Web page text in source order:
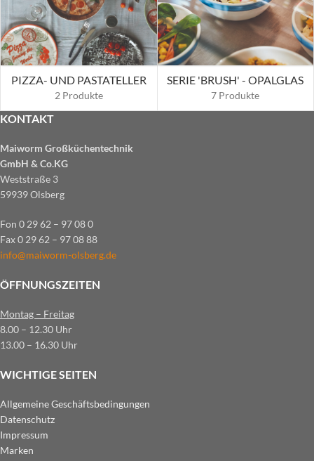
PIZZA- UND PASTATELLER
2 Produkte
SERIE 'BRUSH' - OPALGLAS
7 Produkte
KONTAKT
Maiworm Großküchentechnik
GmbH & Co.KG
Weststraße 3
59939 Olsberg
Fon 0 29 62 – 97 08 0
Fax 0 29 62 – 97 08 88
info@maiworm-olsberg.de
ÖFFNUNGSZEITEN
Montag – Freitag
8.00 – 12.30 Uhr
13.00 – 16.30 Uhr
WICHTIGE SEITEN
Allgemeine Geschäftsbedingungen
Datenschutz
Impressum
Marken